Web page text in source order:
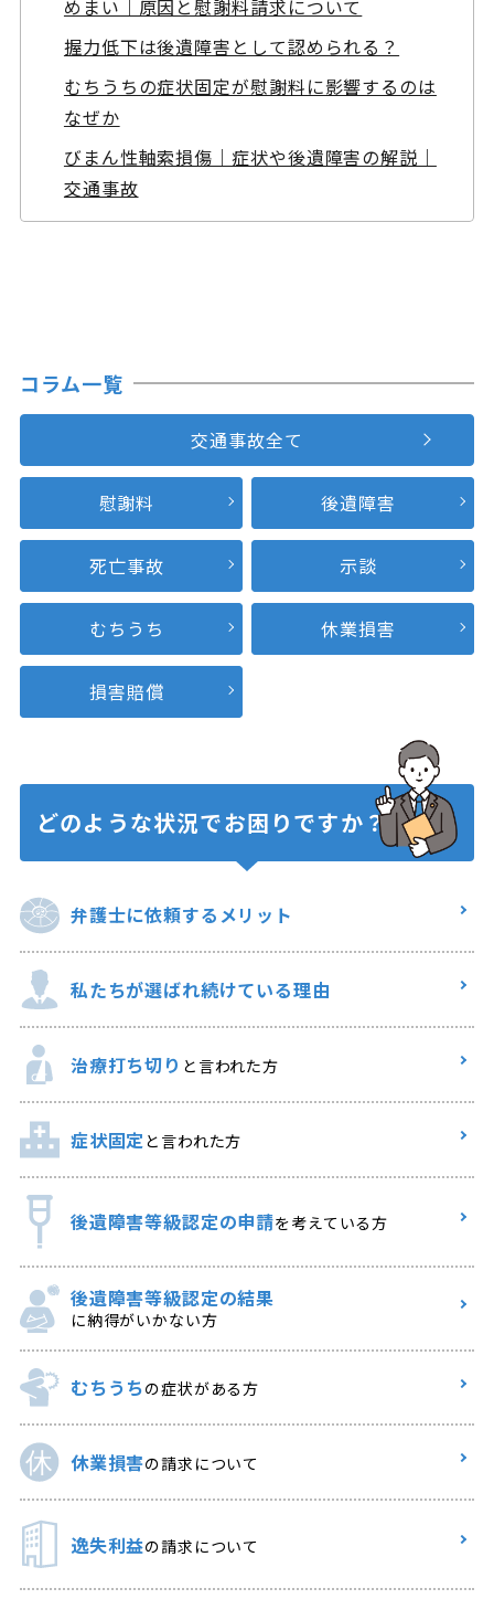
めまい｜原因と慰謝料請求について
握力低下は後遺障害として認められる？
むちうちの症状固定が慰謝料に影響するのは
なぜか
びまん性軸索損傷｜症状や後遺障害の解説｜
交通事故
コラム一覧
交通事故全て
慰謝料 後遺障害
死亡事故 示談
むちうち 休業損害
損害賠償
どのような状況でお困りですか？
弁護士に依頼するメリット
私たちが選ばれ続けている理由
治療打ち切り と言われた方
症状固定 と言われた方
後遺障害等級認定の申請を考えている方
後遺障害等級認定の結果
に納得がいかない方
むちうちの症状がある方
休業損害の請求について
逸失利益の請求について